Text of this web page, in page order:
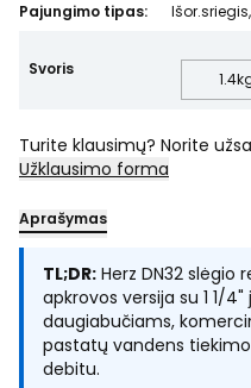
Pajungimo tipas:
Svoris
1.4
Turite klausimų? Norite
Užklausimo forma
Aprašymas
TL;DR: Herz DN32 slėgio
apkrovos versija su 1 1/
daugiabučiams,
pastatų vandens
debitu.